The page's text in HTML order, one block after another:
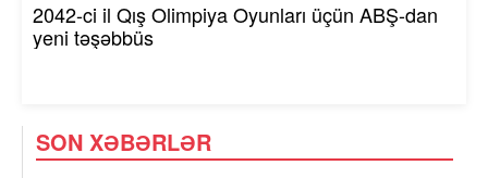
2042-ci il Qış Olimpiya Oyunları üçün ABŞ-dan
yeni təşəbbüs
SON XƏBƏRLƏR